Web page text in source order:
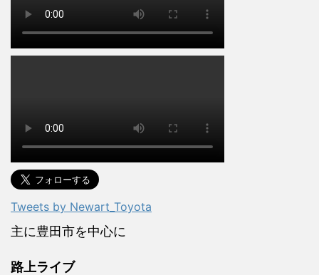
Tweets by Newart_Toyota
主に豊田市を中心に
路上ライブ